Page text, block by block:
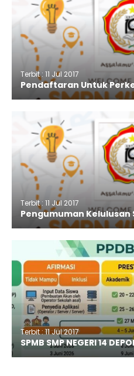
Terbit : 11 Jul 2017
Pendaftaran Untuk
Terbit : 11 Jul 2017
Pengumuman Kelulusan
Terbit : 11 Jul 2017
SPMB SMP NEGERI 14